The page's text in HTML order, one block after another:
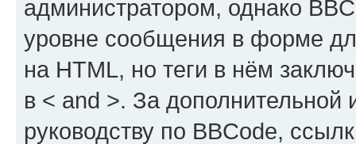
администратором, однако
уровне сообщения в форме
на HTML, но теги в нём
в < and >. За
руководству по BBCode,